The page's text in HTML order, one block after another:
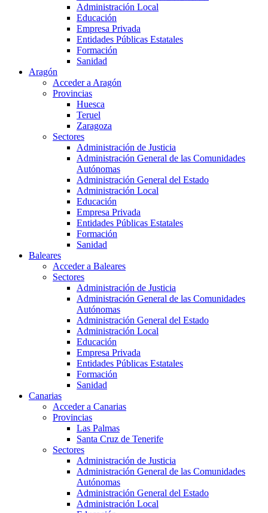
Administración Local
Educación
Empresa Privada
Entidades Públicas Estatales
Formación
Sanidad
Aragón
Acceder a Aragón
Provincias
Huesca
Teruel
Zaragoza
Sectores
Administración de Justicia
Administración General de las Comunidades
Autónomas
Administración General del Estado
Administración Local
Educación
Empresa Privada
Entidades Públicas Estatales
Formación
Sanidad
Baleares
Acceder a Baleares
Sectores
Administración de Justicia
Administración General de las Comunidades
Autónomas
Administración General del Estado
Administración Local
Educación
Empresa Privada
Entidades Públicas Estatales
Formación
Sanidad
Canarias
Acceder a Canarias
Provincias
Las Palmas
Santa Cruz de Tenerife
Sectores
Administración de Justicia
Administración General de las Comunidades
Autónomas
Administración General del Estado
Administración Local